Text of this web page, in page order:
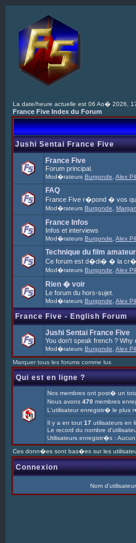
La date/heure actuelle est 06 Ao� 2026,
France Five Index du Forum
Jushi Sentai France Five
France Five
Forum principal.
Mod�rateurs Burgonde Alex
FAQ
France Five r�pond � vos
Mod�rateurs Burgonde
France Infos
Infos et interviews
Mod�rateurs Burgonde Alex
Technique du film amateur
Ce forum est d�di� � la
Mod�rateurs Burgonde Alex
Rien � voir
Le forum du hors-sujet.
Mod�rateurs Burgonde Alex
France Five - English Forum
Jushi Sentai France Five
You don't speak french ? Why
Mod�rateurs Burgonde Alex
Marquer tous les forums comme lus
Qui est en ligne ?
Nos membres ont post� un
Nous avons 470 membres
L'utilisateur enregistr� le plus
Il y a en tout 17 utilisateurs en
Le record du nombre
Utilisateurs enregistr�s : Aucun
Ces donn�es sont bas�es sur les
Connexion
Nom